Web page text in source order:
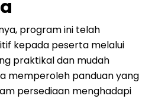
program ini telah
kepada peserta melalui
praktikal dan mudah
memperoleh panduan yang
persediaan menghadapi